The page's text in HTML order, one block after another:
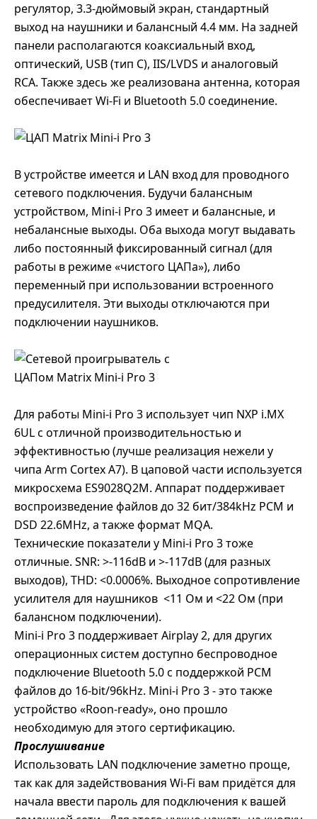
регулятор, 3.3-дюймовый экран, стандартный
выход на наушники и балансный 4.4 мм. На задней
панели располагаются коаксиальный вход,
оптический, USB (тип C), IIS/LVDS и аналоговый
RCA. Также здесь же реализована антенна, которая
обеспечивает Wi-Fi и Bluetooth 5.0 соединение.
В устройстве имеется и LAN вход для проводного
сетевого подключения. Будучи балансным
устройством, Mini-i Pro 3 имеет и балансные, и
небалансные выходы. Оба выхода могут выдавать
либо постоянный фиксированный сигнал (для
работы в режиме «чистого ЦАПа»), либо
переменный при использовании встроенного
предусилителя. Эти выходы отключаются при
подключении наушников.
Для работы Mini-i Pro 3 использует чип NXP i.MX
6UL с отличной производительностью и
эффективностью (лучше реализация нежели у
чипа Arm Cortex A7). В цаповой части используется
микросхема ES9028Q2M. Аппарат поддерживает
воспроизведение файлов до 32 бит/384kHz PCM и
DSD 22.6MHz, а также формат MQA.
Технические показатели у Mini-i Pro 3 тоже
отличные. SNR: >-116dB и >-117dB (для разных
выходов), THD: <0.0006%. Выходное сопротивление
усилителя для наушников <11 Ом и <22 Ом (при
балансном подключении).
Mini-i Pro 3 поддерживает Airplay 2, для других
операционных систем доступно беспроводное
подключение Bluetooth 5.0 с поддержкой PCM
файлов до 16-bit/96kHz. Mini-i Pro 3 - это также
устройство «Roon-ready», оно прошло
необходимую для этого сертификацию.
Прослушивание
Использовать LAN подключение заметно проще,
так как для задействования Wi-Fi вам придётся для
начала ввести пароль для подключения к вашей